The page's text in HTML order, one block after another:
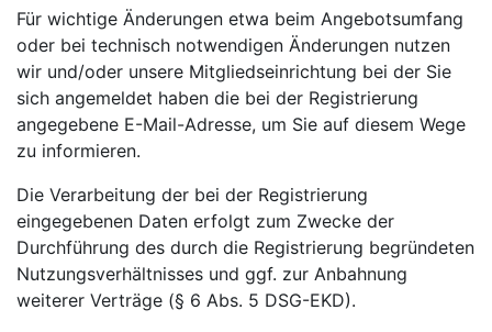
Für wichtige Änderungen etwa beim Angebotsumfang
oder bei technisch notwendigen Änderungen nutzen
wir und/oder unsere Mitgliedseinrichtung bei der Sie
sich angemeldet haben die bei der Registrierung
angegebene E-Mail-Adresse, um Sie auf diesem Wege
zu informieren.
Die Verarbeitung der bei der Registrierung
eingegebenen Daten erfolgt zum Zwecke der
Durchführung des durch die Registrierung begründeten
Nutzungsverhältnisses und ggf. zur Anbahnung
weiterer Verträge (§ 6 Abs. 5 DSG-EKD).